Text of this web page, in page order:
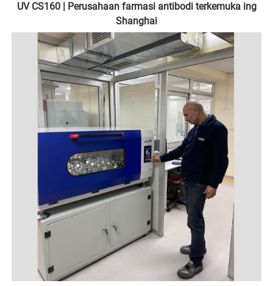
UV CS160 | Perusahaan farmasi antibodi terkemuka ing
Shanghai